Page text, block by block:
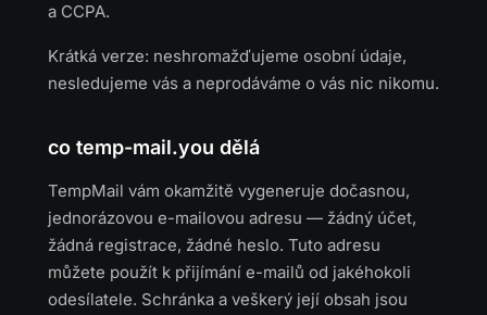
a CCPA.
Krátká verze: neshromažďujeme osobní údaje,
nesledujeme vás a neprodáváme o vás nic nikomu.
co temp-mail.you dělá
TempMail vám okamžitě vygeneruje dočasnou,
jednorázovou e-mailovou adresu — žádný účet,
žádná registrace, žádné heslo. Tuto adresu
můžete použít k přijímání e-mailů od jakéhokoli
odesílatele. Schránka a veškerý její obsah jsou